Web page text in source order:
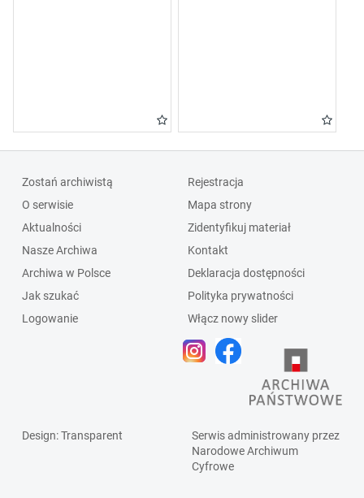
Zostań archiwistą
O serwisie
Aktualności
Nasze Archiwa
Archiwa w Polsce
Jak szukać
Logowanie
Rejestracja
Mapa strony
Zidentyfikuj materiał
Kontakt
Deklaracja dostępności
Polityka prywatności
Włącz nowy slider
Design: Transparent
Serwis administrowany przez
Narodowe Archiwum
Cyfrowe